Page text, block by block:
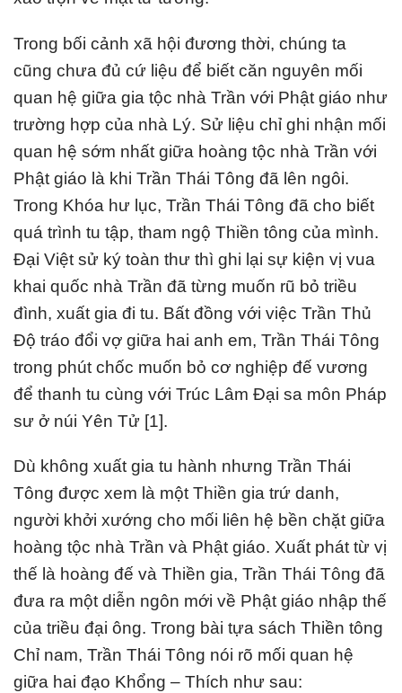
Trong bối cảnh xã hội đương thời, chúng ta
cũng chưa đủ cứ liệu để biết căn nguyên mối
quan hệ giữa gia tộc nhà Trần với Phật giáo như
trường hợp của nhà Lý. Sử liệu chỉ ghi nhận mối
quan hệ sớm nhất giữa hoàng tộc nhà Trần với
Phật giáo là khi Trần Thái Tông đã lên ngôi.
Trong Khóa hư lục, Trần Thái Tông đã cho biết
quá trình tu tập, tham ngộ Thiền tông của mình.
Đại Việt sử ký toàn thư thì ghi lại sự kiện vị vua
khai quốc nhà Trần đã từng muốn rũ bỏ triều
đình, xuất gia đi tu. Bất đồng với việc Trần Thủ
Độ tráo đổi vợ giữa hai anh em, Trần Thái Tông
trong phút chốc muốn bỏ cơ nghiệp đế vương
để thanh tu cùng với Trúc Lâm Đại sa môn Pháp
sư ở núi Yên Tử [1].
Dù không xuất gia tu hành nhưng Trần Thái
Tông được xem là một Thiền gia trứ danh,
người khởi xướng cho mối liên hệ bền chặt giữa
hoàng tộc nhà Trần và Phật giáo. Xuất phát từ vị
thế là hoàng đế và Thiền gia, Trần Thái Tông đã
đưa ra một diễn ngôn mới về Phật giáo nhập thế
của triều đại ông. Trong bài tựa sách Thiền tông
Chỉ nam, Trần Thái Tông nói rõ mối quan hệ
giữa hai đạo Khổng – Thích như sau: